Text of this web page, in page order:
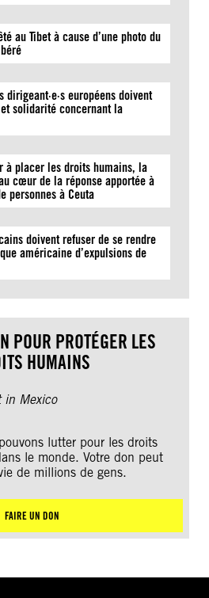
au Tibet à cause d’une photo du
dirigeant·e·s européens doivent
solidarité concernant la
à placer les droits humains, la
cœur de la réponse apportée à
personnes à Ceuta
doivent refuser de se rendre
américaine d’expulsions de
POUR PROTÉGER LES
HUMAINS
lutter pour les droits
le monde. Votre don peut
de millions de gens.
FAIRE UN DON